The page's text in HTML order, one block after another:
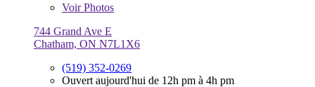
VoirPhotos
744 Grand Ave E
Chatham, ON N7L1X6
(519) 352-0269
Ouvert aujourd'hui de 12h pm à 4h pm